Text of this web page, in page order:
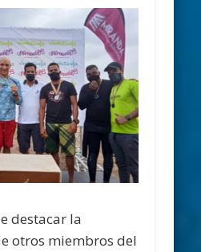
destacar la
otros miembros del